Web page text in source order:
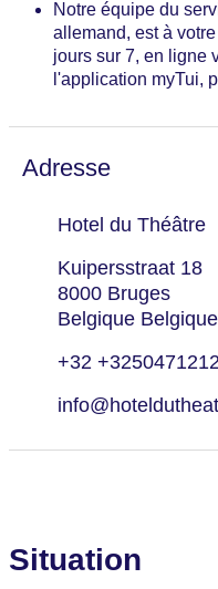
Notre équipe du
allemand, est à
jours sur 7, en ligne
l'application myTui,
Adresse
Hotel du Théâtre
Kuipersstraat 18
8000 Bruges
Belgique Belgique
+32
Situation